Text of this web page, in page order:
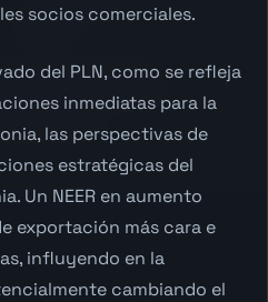
socios comerciales.
del PLN, como se refleja
inmediatas para la
las perspectivas de
estratégicas del
Un NEER en aumento
exportación más cara e
influyendo en la
cambiando el